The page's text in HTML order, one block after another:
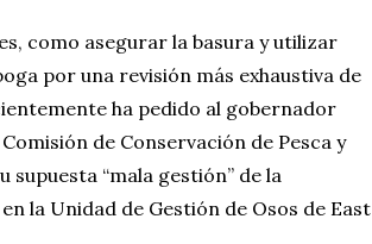
como asegurar la basura y utilizar
por una revisión más exhaustiva de
ha pedido al gobernador
de Conservación de Pesca y
“mala gestión” de la
la Unidad de Gestión de Osos de East